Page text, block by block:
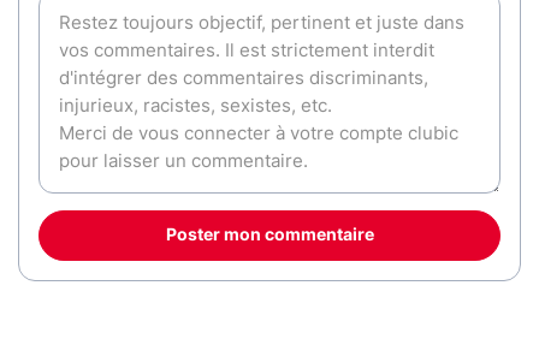
Poster mon commentaire